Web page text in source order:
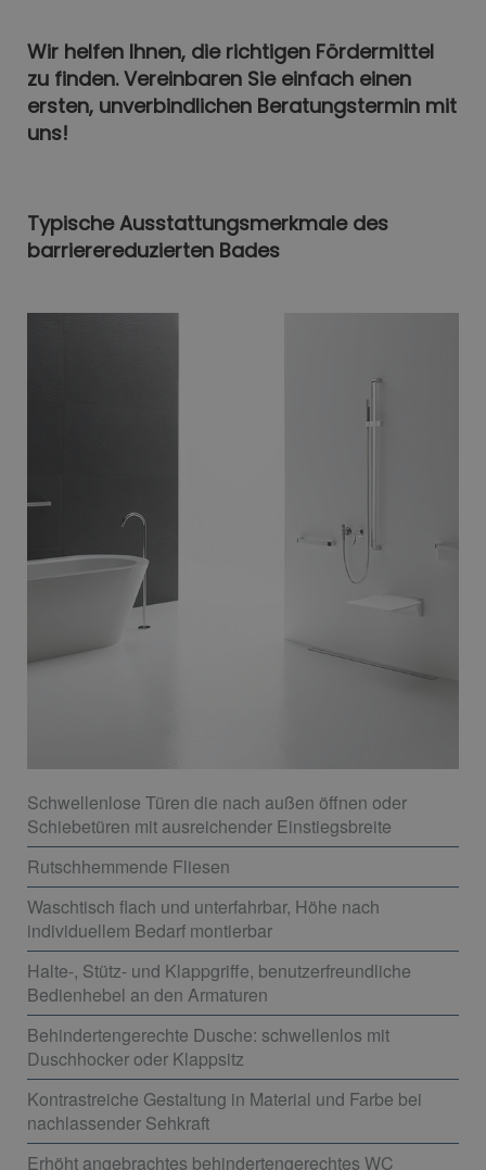
Wir helfen Ihnen, die richtigen Fördermittel
zu finden. Vereinbaren Sie einfach einen
ersten, unverbindlichen Beratungstermin mit
uns!
Typische Ausstattungsmerkmale des
barrierereduzierten Bades
Schwellenlose Türen die nach außen öffnen oder
Schiebetüren mit ausreichender Einstiegsbreite
Rutschhemmende Fliesen
Waschtisch flach und unterfahrbar, Höhe nach
individuellem Bedarf montierbar
Halte-, Stütz- und Klappgriffe, benutzerfreundliche
Bedienhebel an den Armaturen
Behindertengerechte Dusche: schwellenlos mit
Duschhocker oder Klappsitz
Kontrastreiche Gestaltung in Material und Farbe bei
nachlassender Sehkraft
Erhöht angebrachtes behindertengerechtes WC